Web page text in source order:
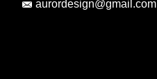
aurordesign@gmail.com